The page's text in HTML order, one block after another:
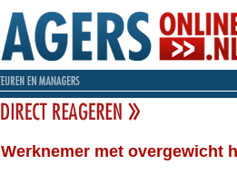
Werknemer met overgewicht